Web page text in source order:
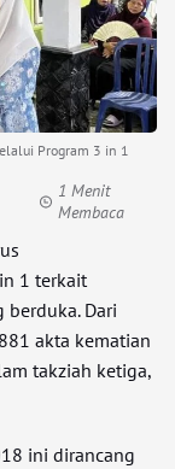
Program 3 in 1
1 Menit
Membaca
1 terkait
berduka. Dari
akta kematian
takziah ketiga,
ini dirancang